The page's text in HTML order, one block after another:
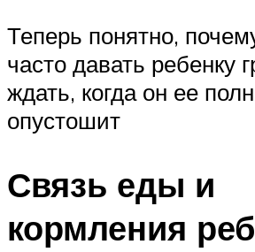
Теперь понятно,
часто давать ребенку
ждать, когда он ее
опустошит
Связь еды и
кормления